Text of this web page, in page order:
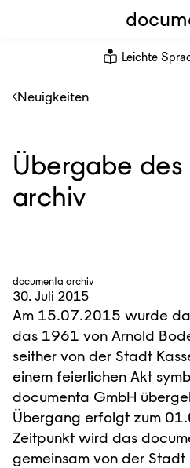
Leichte
Neuigkeiten
Übergabe
archiv
documenta archiv
30. Juli 2015
Am 15.07.2015 wurde
das 1961 von Arnold
seither von der Stadt
einem feierlichen Akt
documenta GmbH
Übergang erfolgt zum
Zeitpunkt wird das
gemeinsam von der Stadt